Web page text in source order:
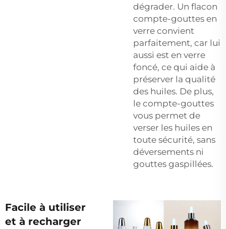
dégrader. Un flacon
compte-gouttes en
verre convient
parfaitement, car lui
aussi est en verre
foncé, ce qui aide à
préserver la qualité
des huiles. De plus,
le compte-gouttes
vous permet de
verser les huiles en
toute sécurité, sans
déversements ni
gouttes gaspillées.
Facile à utiliser
et à recharger